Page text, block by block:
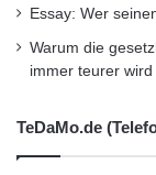
Essay: Wer
Warum die
immer teurer wird
TeDaMo.de